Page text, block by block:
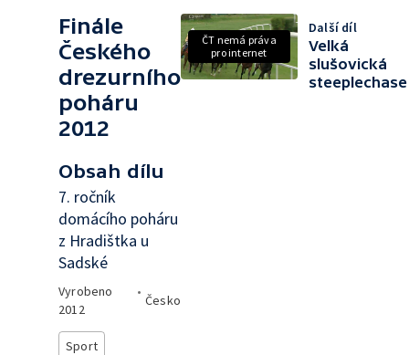
Finále
Českého
drezurního
poháru
2012
Obsah dílu
7. ročník
domácího poháru
z Hradištka u
Sadské
Vyrobeno
2012
•
Česko
Sport
ČT nemá práva
pro internet
Další díl
Velká
slušovická
steeplechase